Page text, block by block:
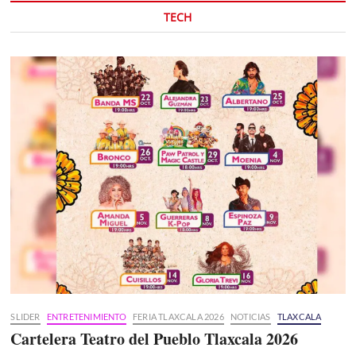
TECH
SLIDER ENTRETENIMIENTO FERIA TLAXCALA 2026 NOTICIAS TLAXCALA
Cartelera Teatro del Pueblo Tlaxcala 2026